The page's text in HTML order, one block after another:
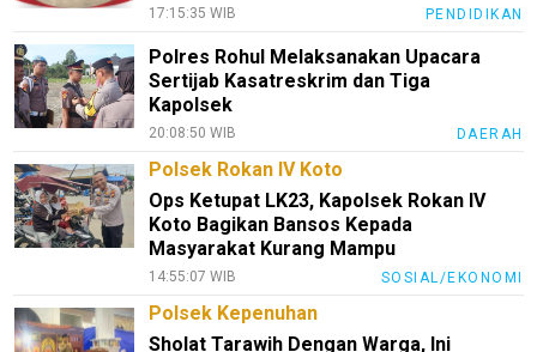
17:15:35 WIB PENDIDIKAN
Polres Rohul Melaksanakan Upacara
Sertijab Kasatreskrim dan Tiga
Kapolsek
20:08:50 WIB DAERAH
Polsek Rokan IV Koto
Ops Ketupat LK23, Kapolsek Rokan IV
Koto Bagikan Bansos Kepada
Masyarakat Kurang Mampu
14:55:07 WIB SOSIAL/EKONOMI
Polsek Kepenuhan
Sholat Tarawih Dengan Warga, Ini